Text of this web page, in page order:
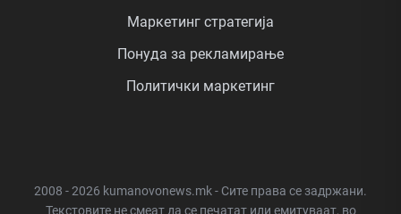
Маркетинг стратегија
Понуда за рекламирање
Политички маркетинг
2008 - 2026 kumanovonews.mk - Сите права се задржани.
Текстовите не смеат да се печатат или емитуваат, во